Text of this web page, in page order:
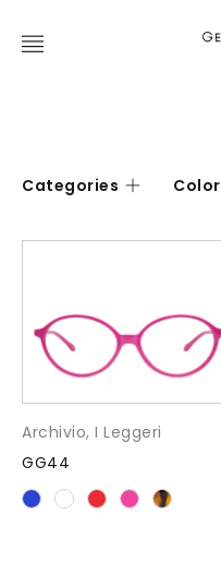
Categories Color
Archivio, I Leggeri
GG44